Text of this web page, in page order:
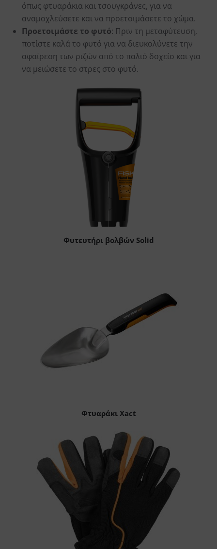
όπως φτυαράκια και τσουγκράνες, για να
αναμοχλεύσετε και να προετοιμάσετε το χώμα.
Προετοιμάστε το φυτό: Πριν τη μεταφύτευση,
ποτίστε καλά το φυτό για να διευκολύνετε την
αφαίρεση των ριζών από το παλιό δοχείο και για
να μειώσετε το στρες στο φυτό.
Φυτευτήρι βολβών Solid
Φτυαράκι Xact